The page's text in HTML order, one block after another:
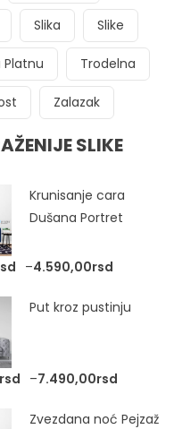
Slika Slike
Platnu Trodelna
Zalazak
SLIKE
Krunisanje cara
Dušana Portret
–4.590,00rsd
Put kroz pustinju
rsd –7.490,00rsd
Zvezdana noć Pejzaž